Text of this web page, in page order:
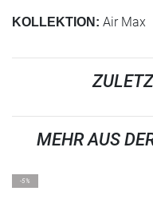
KOLLEKTION: Air Max
MEHR AUS
-5%